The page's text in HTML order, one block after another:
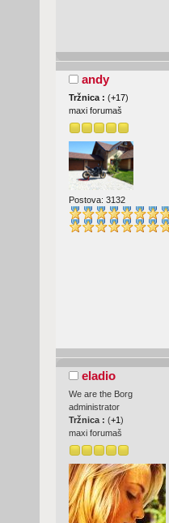
andy
Tržnica : (+17)
maxi forumaš
Postova: 3132
eladio
We are the Borg
administrator
Tržnica : (+1 )
maxi forumaš